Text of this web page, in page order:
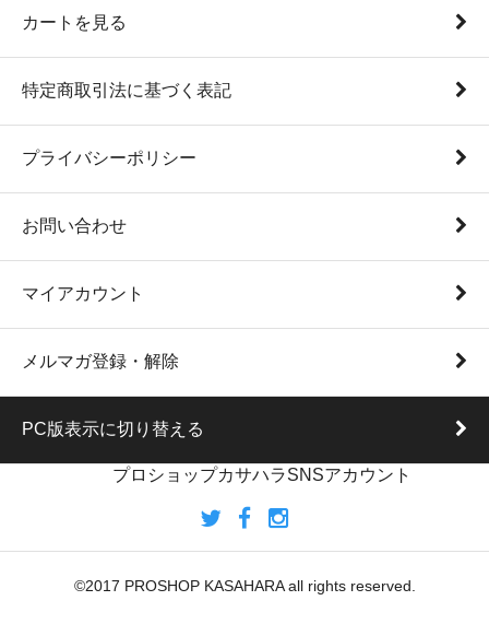
カートを見る
特定商取引法に基づく表記
プライバシーポリシー
お問い合わせ
マイアカウント
メルマガ登録・解除
PC版表示に切り替える
プロショップカサハラSNSアカウント
©2017 PROSHOP KASAHARA all rights reserved.